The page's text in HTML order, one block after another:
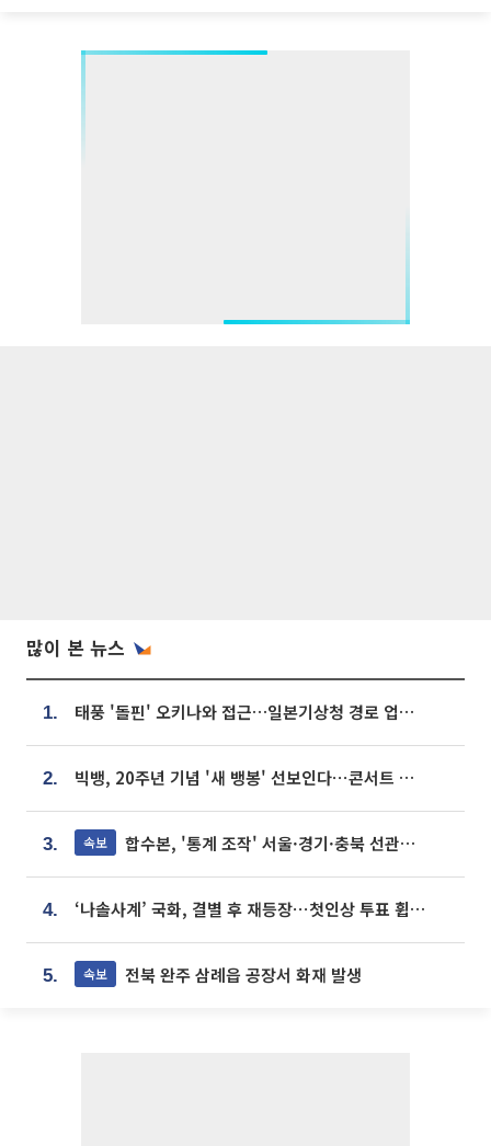
많이 본 뉴스
1. 태풍 '돌핀' 오키나와 접근…일본기상청 경로 업데이트
2. 빅뱅, 20주년 기념 '새 뱅봉' 선보인다⋯콘서트 앞두고 팝업 개최
3. 속보 합수본, '통계 조작' 서울·경기·충북 선관위 등 추가 압수수색
4. ‘나솔사계’ 국화, 결별 후 재등장⋯첫인상 투표 휩쓸고 ‘인기녀’ 등극
5. 속보 전북 완주 삼례읍 공장서 화재 발생